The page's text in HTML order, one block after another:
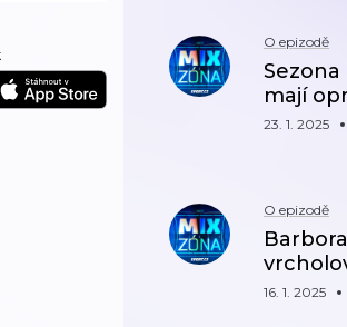
O epizodě
Sezona
mají
23. 1. 2025
O epizodě
16. 1. 2025